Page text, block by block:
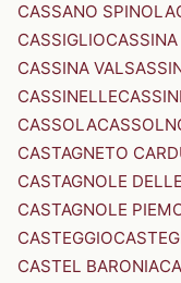
CASSANO SPINOLA
CASSIGLIO
CASSINA
CASSINELLE
CASSOLA
CASTAGNETO
CASTAGNOLE
CASTAGNOLE
CASTEGGIO
CASTEL BARONIA